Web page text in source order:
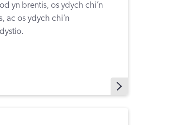
yn brentis, os ydych chi’n
ac os ydych chi’n